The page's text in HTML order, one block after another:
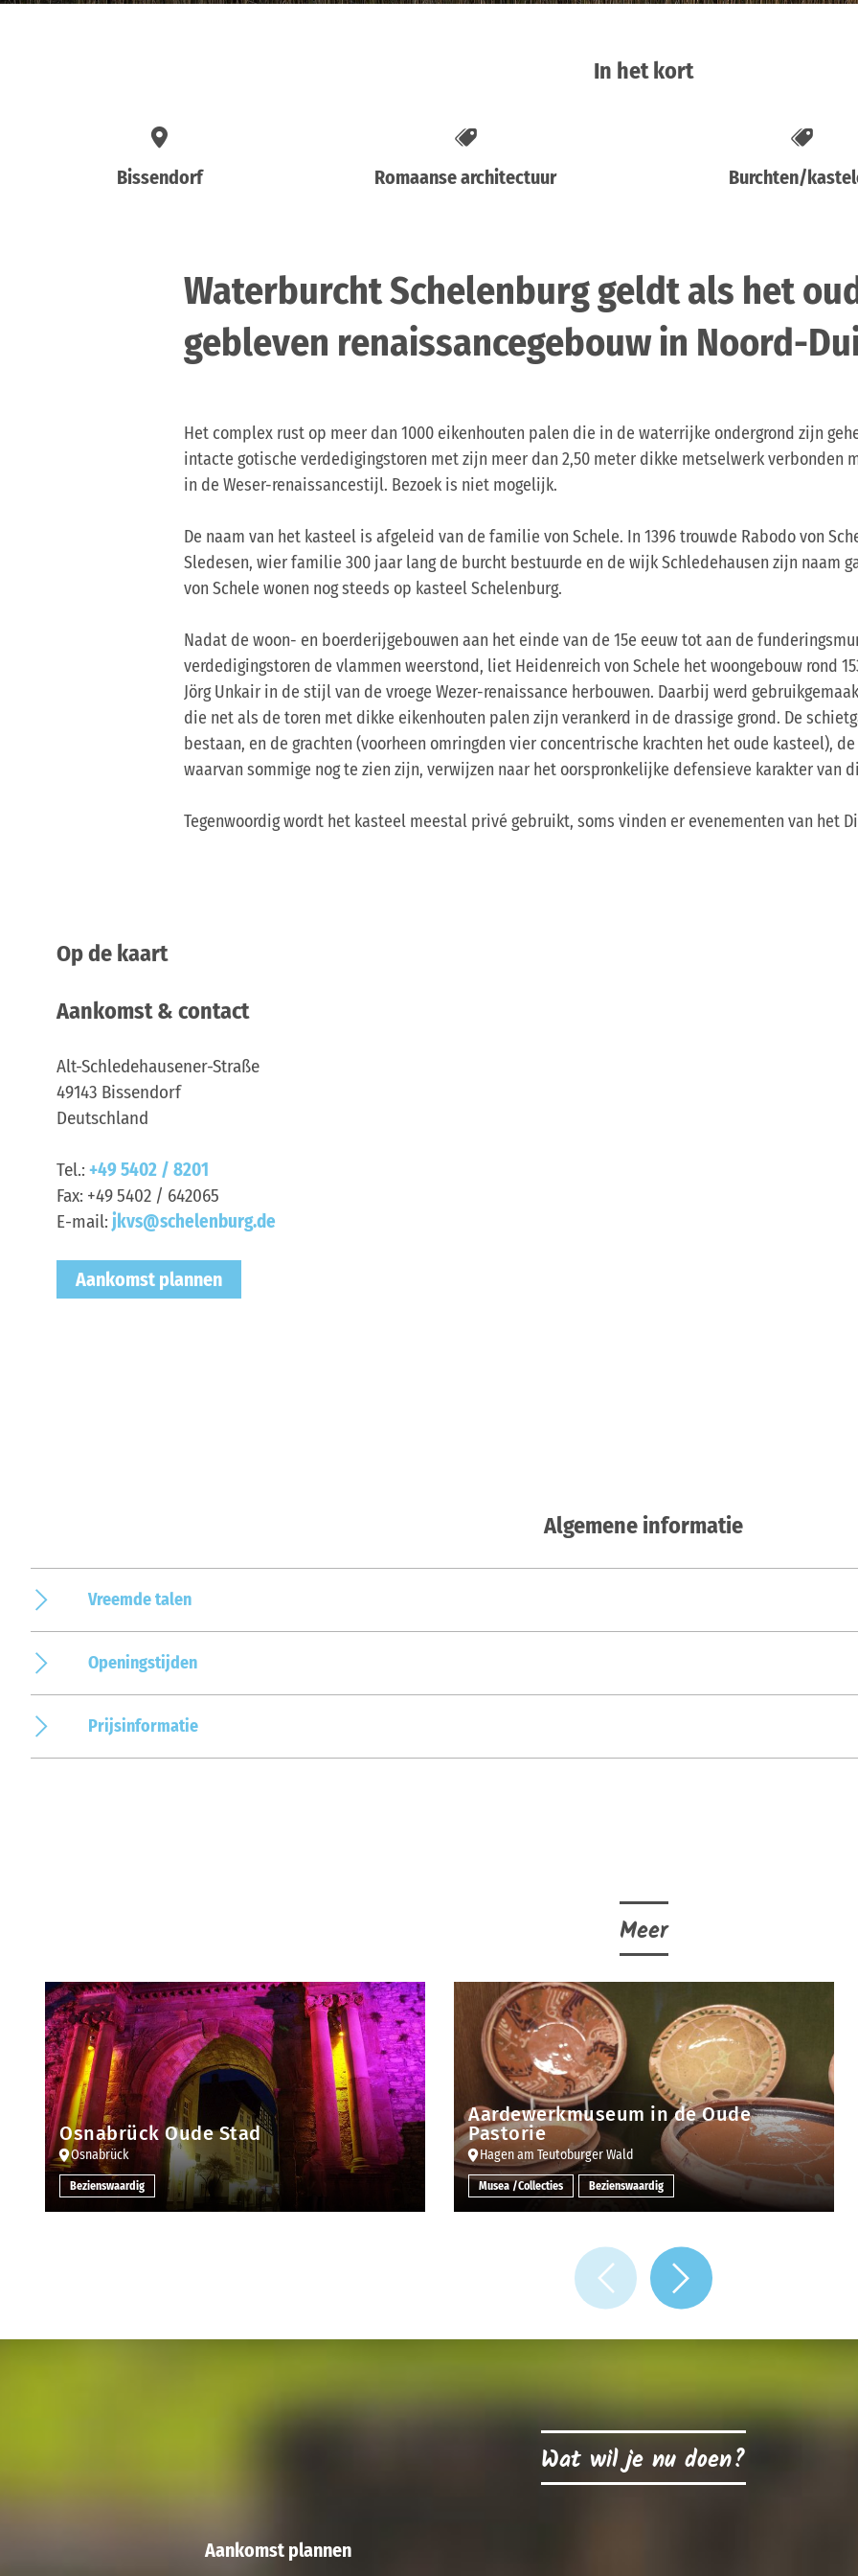
In het kort
Bissendorf Romaanse architectuur Burchten/
Waterburcht Schelenburg geldt als het
gebleven renaissancegebouw in Noord-
Het complex rust op meer dan 1000 eikenhouten palen die in de waterrijke ondergrond zijn
intacte gotische verdedigingstoren met zijn meer dan 2,50 meter dikke metselwerk verbonden
in de Weser-renaissancestijl. Bezoek is niet mogelijk.
De naam van het kasteel is afgeleid van de familie von Schele. In 1396 trouwde Rabodo von
Sledesen, wier familie 300 jaar lang de burcht bestuurde en de wijk Schledehausen zijn naam
von Schele wonen nog steeds op kasteel Schelenburg.
Nadat de woon- en boerderijgebouwen aan het einde van de 15e eeuw tot aan de
verdedigingstoren de vlammen weerstond, liet Heidenreich von Schele het woongebouw rond
Jörg Unkair in de stijl van de vroege Wezer-renaissance herbouwen. Daarbij werd
die net als de toren met dikke eikenhouten palen zijn verankerd in de drassige grond. De
bestaan, en de grachten (voorheen omringden vier concentrische krachten het oude kasteel),
waarvan sommige nog te zien zijn, verwijzen naar het oorspronkelijke defensieve karakter van
Tegenwoordig wordt het kasteel meestal privé gebruikt, soms vinden er evenementen van het
Op de kaart
Aankomst & contact
Alt-Schledehausener-Straße
49143 Bissendorf
Deutschland
Tel.: +49 5402 / 8201
Fax: +49 5402 / 642065
E-mail: jkvs@schelenburg.de
Aankomst plannen
Algemene informatie
Vreemde talen
Openingstijden
Prijsinformatie
Meer
Osnabrück Oude Stad
Osnabrück
Bezienswaardig
Aardewerkmuseum in de Oude
Pastorie
Hagen am Teutoburger Wald
Musea /Collecties Bezienswaardig
Wat wil je nu doen?
Aankomst plannen